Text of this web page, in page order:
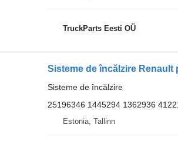
TruckParts Eesti OÜ
Sisteme de încălzire
25196346 1445294 1362936
Estonia, Tallinn